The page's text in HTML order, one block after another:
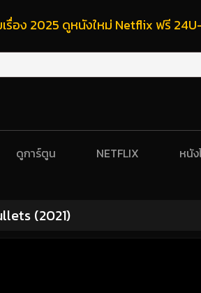
รื่อง 2025 ดูหนังใหม่ Netflix ฟรี
ดูการ์ตูน NETFLIX หนั
(2021)